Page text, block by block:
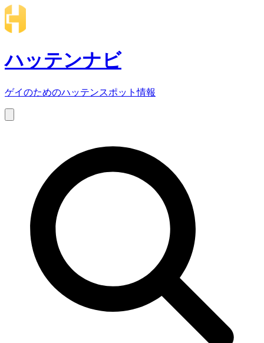
ハッテンナビ
ゲイのためのハッテンスポット情報